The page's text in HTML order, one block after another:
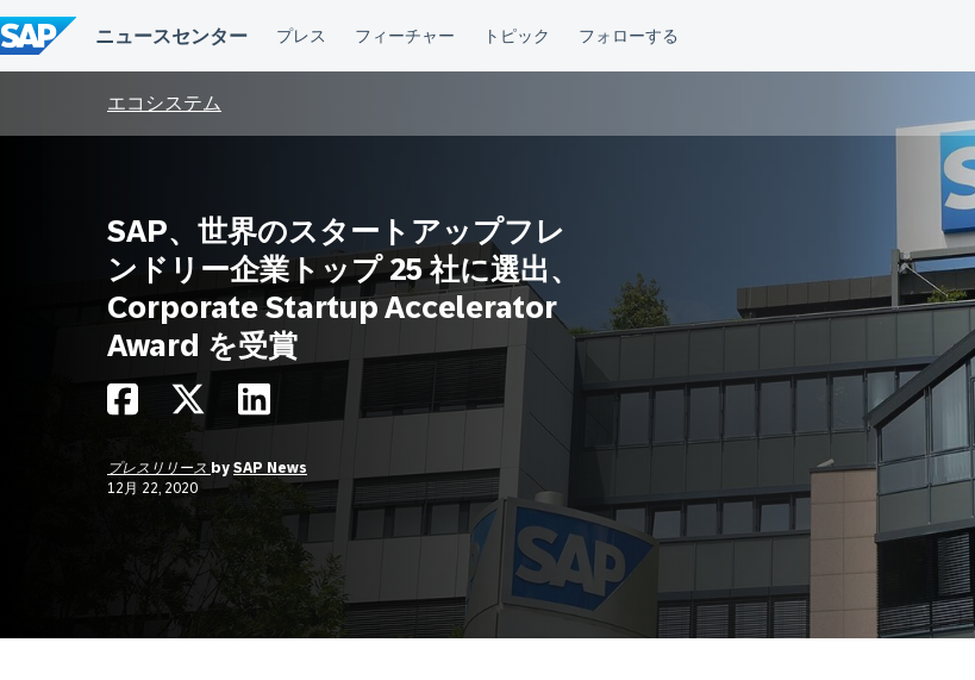
ン
テ
ン
エコシステム
SAP、世界のスタートアップフレ
ンドリー企業トップ 25 社に選出、
Corporate Startup Accelerator
Award を受賞
プレスリリース by SAP News
12月 22, 2020